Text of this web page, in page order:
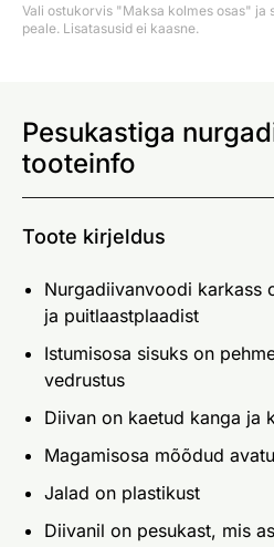
Vali ostukorvis "Maksa kolmes osas" ja
peale. Lisatasusid ei kaasne.
Pesukastiga
tooteinfo
Toote kirjeldus
Nurgadiivanvoodi karkass
ja puitlaastplaadist
Istumisosa sisuks on
vedrustus
Diivan on kaetud kanga ja
Magamisosa mõõdud
Jalad on plastikust
Diivanil on pesukast, mis